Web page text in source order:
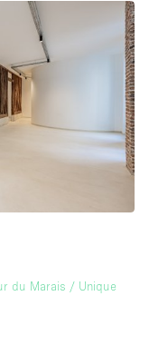
du Marais / Unique